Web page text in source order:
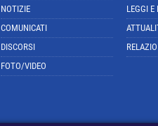
NOTIZIE
COMUNICATI
DISCORSI
FOTO/VIDEO
LEGGI E